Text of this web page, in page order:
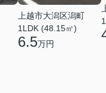
上越市大潟区潟町
1LDK (48.15㎡)
6.5万円